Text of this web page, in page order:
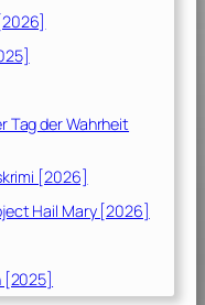
Tag der Wahrheit
[2026]
Hail Mary [2026]
[2025]